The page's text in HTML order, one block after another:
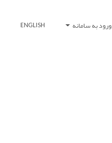
ورود به سامانه ENGLISH